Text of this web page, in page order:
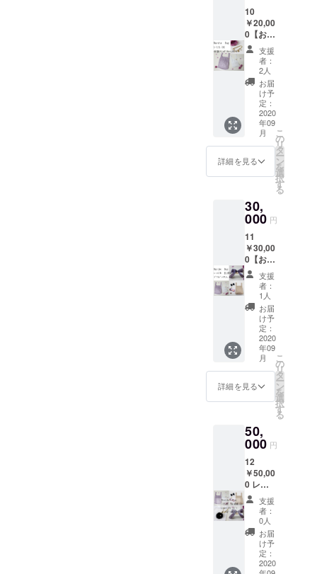
合いが
違いま
す。
せてい
ただき
ます ・
シャ
ルール
の新作
発売や
イベン
ト時に
情報を
『メー
ル』で
ていた
だきま
バッグ
の発送
は9月上
旬～9月
中にか
けて順
次発送
予定で
す。 ※
リター
ンのご
配送先
は日本
国内に
限る。
お色は
ご覧に
環境に
よって
多少色
合いが
違いま
す。
つの箱
にマル
シェ
バッグ
Ｓ１点
とＭ１
点を同
封しま
す） ・
お礼の
メッ
セージ
『メー
ル』を
て送ら
せてい
ます ・
シャ
ルール
の新作
発売や
イベン
ト時に
情報を
『メー
ル』で
送らせ
ていた
す ※マ
ルシェ
は9月上
旬～9月
中にか
けて順
次発送
予定で
す。 ※
リター
ンのご
配送先
は日本
国内に
限る。
0(税込)
のとこ
ろ
￥20,00
0＆スワ
ロフス
キー付
きsaga
ミンク
ボンボ
ン！！
・マル
シェ
バッ
サイズ
1点 ＋
Mサイ
ズ １点
・バッ
グ
チャー
ムに付
けられ
る“スワ
ロフス
キー付
きsaga
ミンク
ボンボ
ンパー
ツ ”色：
のメッ
セージ
『メー
ル』を
感謝の
気持ち
を込め
て送ら
せてい
ただき
ます ・
シャ
10
￥20,00
0【お得
セッ
ト】
【お越
しにな
れる方
向け】
レー
ス Ｓ1
点 ＋ Ｍ
１点
バッグ
チャー
ム作り
販売予
定価格
S￥9,35
0＋
M￥11,
000＝
￥20,35
0(税込)
のとこ
ろ
￥20,00
0＆バッ
チャー
ム作り
体
験！！
グ
レー
ス Ｓ
サイズ
1点 ＋
Mサイ
ズ １点
・《お
越しに
なれる
方》
シャ
ルール
支援
者：
2人
お届
け予
定：
2020
年09
月
詳細を見る
こ
の
リ
タ
ー
ン
を
選
択
す
る
30,
000 円
11
￥30,00
0【お得
セッ
ト】
レー
ス Ｓ1
点 ＋ Ｍ
点 /
抗菌
Ｍ１点
ギフ
トボッ
クス入
り ★販
価格
S￥9,35
0＋
M￥11,
000×2
＝
￥31,35
0(税込)
のとこ
ろ
￥30,00
0＆ギフ
トボッ
支援
者：
1人
お届
け予
定：
2020
年09
月
詳細を見る
こ
の
リ
タ
ー
ン
を
選
択
す
る
50,
000 円
12
￥50,00
0 レー
ス Ｓ1
点 ＋ Ｍ
点 /
抗菌
Ｍ１点
ミン
支援
者：
0人
お届
け予
定：
2020